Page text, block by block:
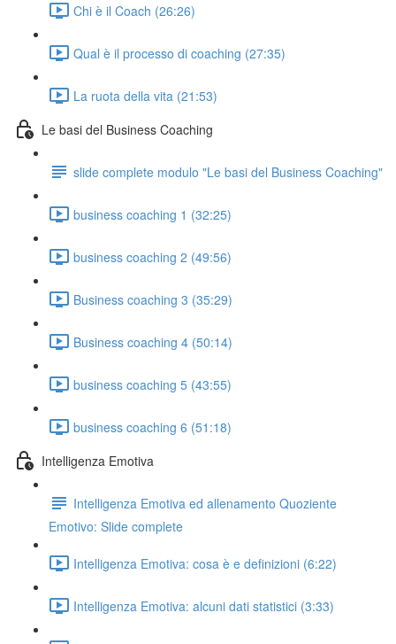
Chi è il Coach (26:26)
Qual è il processo di coaching (27:35)
La ruota della vita (21:53)
Le basi del Business Coaching
slide complete modulo "Le basi del Business Coaching"
business coaching 1 (32:25)
business coaching 2 (49:56)
Business coaching 3 (35:29)
Business coaching 4 (50:14)
business coaching 5 (43:55)
business coaching 6 (51:18)
Intelligenza Emotiva
Intelligenza Emotiva ed allenamento Quoziente
Emotivo: Slide complete
Intelligenza Emotiva: cosa è e definizioni (6:22)
Intelligenza Emotiva: alcuni dati statistici (3:33)